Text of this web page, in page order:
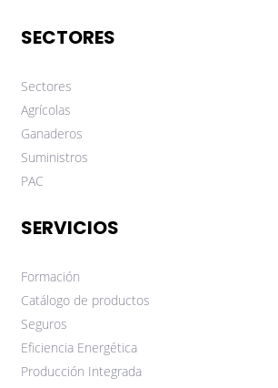
SECTORES
Sectores
Agrícolas
Ganaderos
Suministros
PAC
SERVICIOS
Formación
Catálogo de productos
Seguros
Eficiencia Energética
Producción Integrada